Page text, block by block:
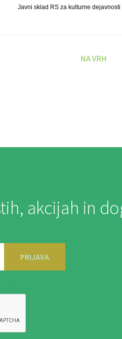
Javni sklad RS za kulturne dejavnosti
NA VRH
akcijah in
PRIJAVA